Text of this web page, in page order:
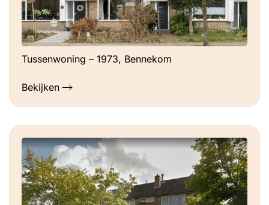
Tussenwoning – 1973, Bennekom
Bekijken